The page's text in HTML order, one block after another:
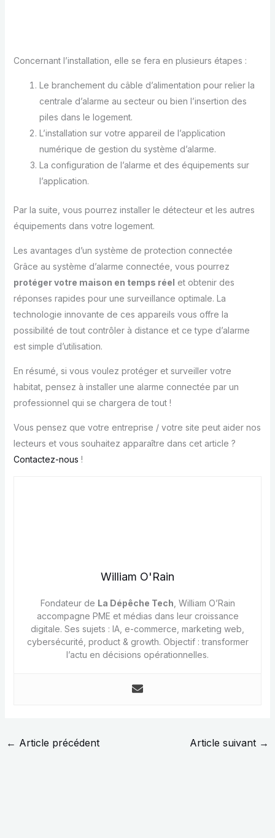
Concernant l’installation, elle se fera en plusieurs étapes :
Le branchement du câble d’alimentation pour relier la
centrale d’alarme au secteur ou bien l’insertion des
piles dans le logement.
L’installation sur votre appareil de l’application
numérique de gestion du système d’alarme.
La configuration de l’alarme et des équipements sur
l’application.
Par la suite, vous pourrez installer le détecteur et les autres
équipements dans votre logement.
Les avantages d’un système de protection connectée
Grâce au système d’alarme connectée, vous pourrez
protéger votre maison en temps réel et obtenir des
réponses rapides pour une surveillance optimale. La
technologie innovante de ces appareils vous offre la
possibilité de tout contrôler à distance et ce type d’alarme
est simple d’utilisation.
En résumé, si vous voulez protéger et surveiller votre
habitat, pensez à installer une alarme connectée par un
professionnel qui se chargera de tout !
Vous pensez que votre entreprise / votre site peut aider nos
lecteurs et vous souhaitez apparaître dans cet article ?
Contactez-nous !
William O'Rain
Fondateur de La Dépêche Tech , William O’Rain
accompagne PME et médias dans leur croissance
digitale. Ses sujets : IA, e-commerce, marketing web,
cybersécurité, product & growth. Objectif : transformer
l’actu en décisions opérationnelles.
← Article précédent Article suivant →